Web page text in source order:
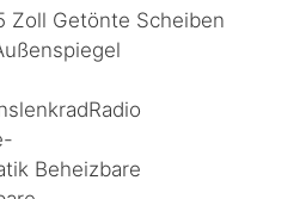
Zoll Getönte Scheiben
Beheizbare